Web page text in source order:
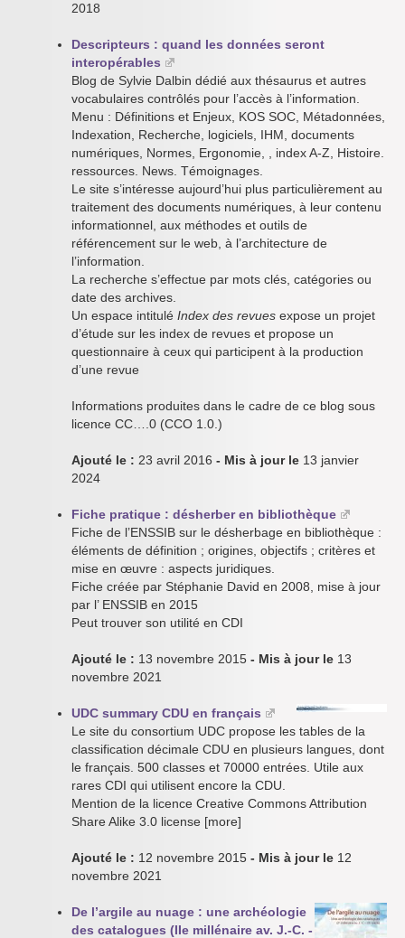
2018
Descripteurs : quand les données seront
interopérables
Blog de Sylvie Dalbin dédié aux thésaurus et autres
vocabulaires contrôlés pour l’accès à l’information.
Menu : Définitions et Enjeux, KOS SOC, Métadonnées,
Indexation, Recherche, logiciels, IHM, documents
numériques, Normes, Ergonomie, , index A-Z, Histoire.
ressources. News. Témoignages.
Le site s’intéresse aujourd’hui plus particulièrement au
traitement des documents numériques, à leur contenu
informationnel, aux méthodes et outils de
référencement sur le web, à l’architecture de
l’information.
La recherche s’effectue par mots clés, catégories ou
date des archives.
Un espace intitulé Index des revues expose un projet
d’étude sur les index de revues et propose un
questionnaire à ceux qui participent à la production
d’une revue
Informations produites dans le cadre de ce blog sous
licence CC….0 (CCO 1.0.)
Ajouté le : 23 avril 2016 - Mis à jour le 13 janvier
2024
Fiche pratique : désherber en bibliothèque
Fiche de l’ENSSIB sur le désherbage en bibliothèque :
éléments de définition ; origines, objectifs ; critères et
mise en œuvre : aspects juridiques.
Fiche créée par Stéphanie David en 2008, mise à jour
par l’ ENSSIB en 2015
Peut trouver son utilité en CDI
Ajouté le : 13 novembre 2015 - Mis à jour le 13
novembre 2021
UDC summary CDU en français
Le site du consortium UDC propose les tables de la
classification décimale CDU en plusieurs langues, dont
le français. 500 classes et 70000 entrées. Utile aux
rares CDI qui utilisent encore la CDU.
Mention de la licence Creative Commons Attribution
Share Alike 3.0 license [more]
Ajouté le : 12 novembre 2015 - Mis à jour le 12
novembre 2021
De l’argile au nuage : une archéologie
des catalogues (IIe millénaire av. J.-C. -